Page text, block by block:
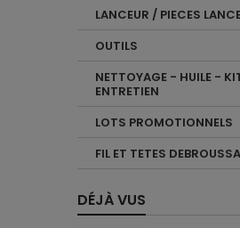
LANCEUR / PIECES
OUTILS
NETTOYAGE - HUILE -
ENTRETIEN
LOTS PROMOTIONNELS
FIL ET TETES
DÉJÀ VUS